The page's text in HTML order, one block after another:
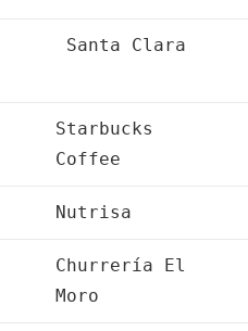
Santa Clara
Starbucks
Coffee
Nutrisa
Churrería El
Moro